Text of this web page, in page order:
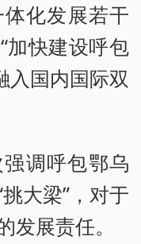
体化发展若干
加快建设呼包
入国内国际双
调呼包鄂乌
大梁”，对于
发展责任。